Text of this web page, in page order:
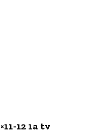
12 1a tv